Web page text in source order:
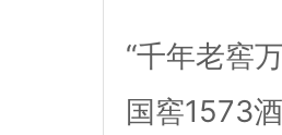
“千年老窖
国窖1573